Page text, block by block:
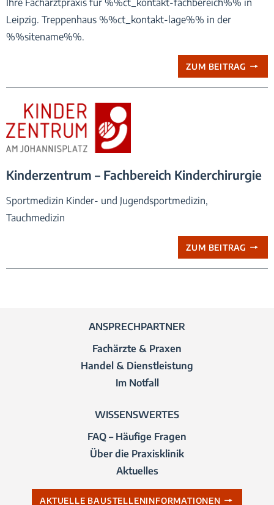
Leipzig. Treppenhaus %%ct_kontakt-lage%% in der
%%sitename%%.
ZUM BEITRAG
Kinderzentrum – Fachbereich Kinderchirurgie
Sportmedizin Kinder- und Jugendsportmedizin,
Tauchmedizin
ZUM BEITRAG
ANSPRECHPARTNER
Fachärzte & Praxen
Handel & Dienstleistung
Im Notfall
WISSENSWERTES
FAQ – Häufige Fragen
Über die Praxisklinik
Aktuelles
AKTUELLE BAUSTELLENINFORMATIONEN